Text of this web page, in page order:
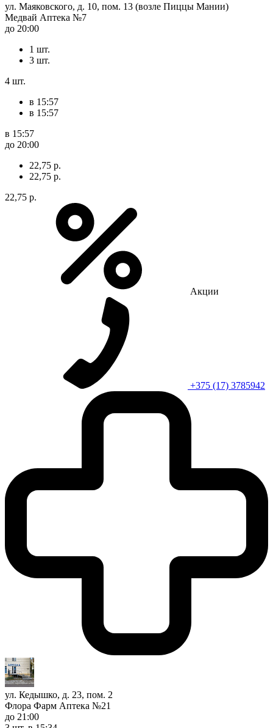
ул. Маяковского, д. 10, пом. 13 (возле Пиццы Мании)
Медвай Аптека №7
до 20:00
1 шт.
3 шт.
4 шт.
в 15:57
в 15:57
в 15:57
до 20:00
22,75 р.
22,75 р.
22,75 р.
Акции
+375 (17) 3785942
ул. Кедышко, д. 23, пом. 2
Флора Фарм Аптека №21
до 21:00